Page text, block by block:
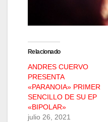
Relacionado
ANDRES CUERVO
PRESENTA
«PARANOIA» PRIMER
SENCILLO DE SU EP
«BIPOLAR»
julio 26, 2021